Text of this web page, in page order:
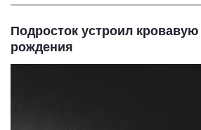
Подросток устроил
рождения